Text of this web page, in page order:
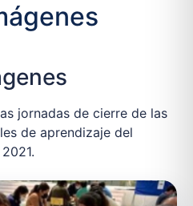
jornadas de cierre de las
de aprendizaje del